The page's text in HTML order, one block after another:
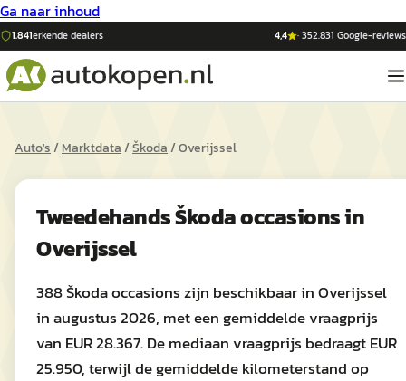
Ga naar inhoud
1.841erkende dealers 4,4 ·352.831 Google-reviews
Auto's/Marktdata/Škoda/Overijssel
TweedehandsŠkodaoccasions in
Overijssel
388 Škoda occasions zijn beschikbaar in Overijssel
in augustus 2026, met een gemiddelde vraagprijs
van EUR 28.367. De mediaan vraagprijs bedraagt EUR
25.950, terwijl de gemiddelde kilometerstand op